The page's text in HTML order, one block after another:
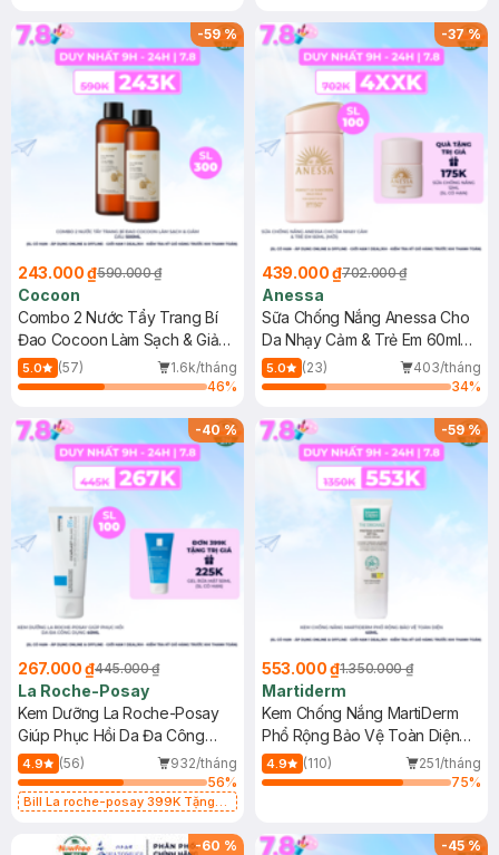
-59%
243.000 ₫590.000 ₫
Cocoon
Combo 2 Nước Tẩy Trang Bí
Đao Cocoon Làm Sạch & Giảm
Dầu 500ml
5.0 (57)
1.6k/tháng
46%
-37%
439.000 ₫702.000 ₫
Anessa
Sữa Chống Nắng Anessa Cho
Da Nhạy Cảm & Trẻ Em 60ml
(Mới)
5.0 (23)
403/tháng
34%
-40%
267.000 ₫445.000 ₫
La Roche-Posay
Kem Dưỡng La Roche-Posay
Giúp Phục Hồi Da Đa Công
Dụng 40ml
4.9 (56)
932/tháng
56%
Bill La roche-posay 399K Tặng
(SL có hạn)
-59%
553.000 ₫1.350.000 ₫
Martiderm
Kem Chống Nắng MartiDerm
Phổ Rộng Bảo Vệ Toàn Diện
40ml
4.9 (110)
251/tháng
75%
-60 % -45%